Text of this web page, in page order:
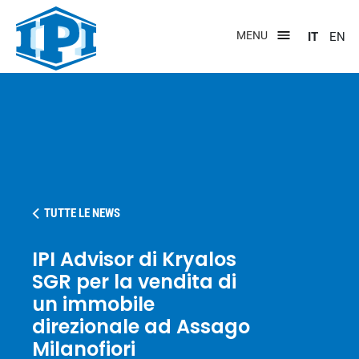
contenuto
principale
MENU IT EN
TUTTE LE NEWS
IPI Advisor di Kryalos
SGR per la vendita di
un immobile
direzionale ad Assago
Milanofiori